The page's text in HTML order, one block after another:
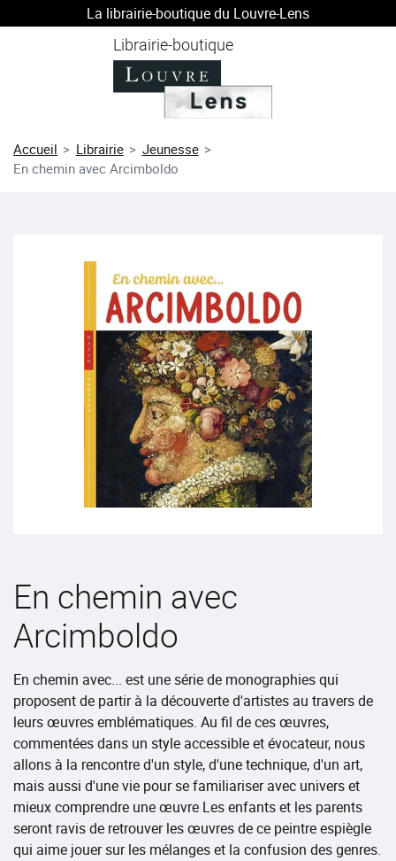
La librairie-boutique du Louvre-Lens
Librairie-boutique
Accueil Librairie
Jeunesse
En chemin avec Arcimboldo
En chemin avec
Arcimboldo
En chemin avec... est une série de monographies qui
proposent de partir à la découverte d'artistes au travers de
leurs œuvres emblématiques. Au fil de ces œuvres,
commentées dans un style accessible et évocateur, nous
allons à la rencontre d'un style, d'une technique, d'un art,
mais aussi d'une vie pour se familiariser avec univers et
mieux comprendre une œuvre Les enfants et les parents
seront ravis de retrouver les œuvres de ce peintre espiègle
qui aime jouer sur les mélanges et la confusion des genres.